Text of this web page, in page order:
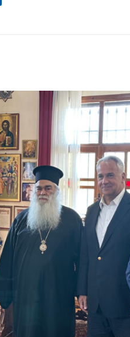
28/07/2026 /Ιστοσελίδες
Μηταράκης στο
τέτοια ψευδαίσθηση ή
μου ζητήσει συγγνώμη το